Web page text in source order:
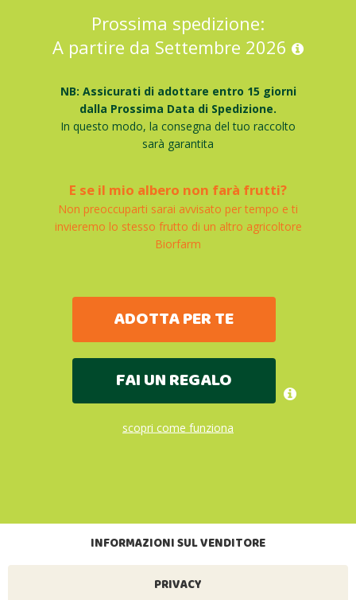
Prossima spedizione:
A partire da Settembre 2026
NB: Assicurati di adottare entro 15 giorni
dalla Prossima Data di Spedizione.
In questo modo, la consegna del tuo raccolto
sarà garantita
E se il mio albero non farà frutti?
Non preoccuparti sarai avvisato per tempo e ti
invieremo lo stesso frutto di un altro agricoltore
Biorfarm
ADOTTA PER TE
FAI UN REGALO
scopri come funziona
INFORMAZIONI SUL VENDITORE
PRIVACY